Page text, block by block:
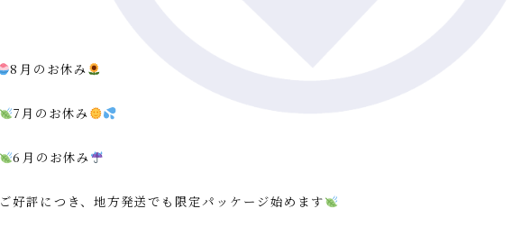
8月のお休み
7月のお休み
6月のお休み
ご好評につき、地方発送でも限定パッケージ始めます